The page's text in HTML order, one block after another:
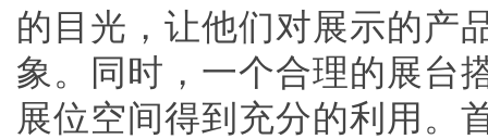
的目光，让他们对展示的产
象。同时，一个合理的展台
展位空间得到充分的利用。